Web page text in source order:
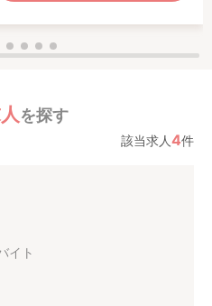
を探す
該当求人4件
イト